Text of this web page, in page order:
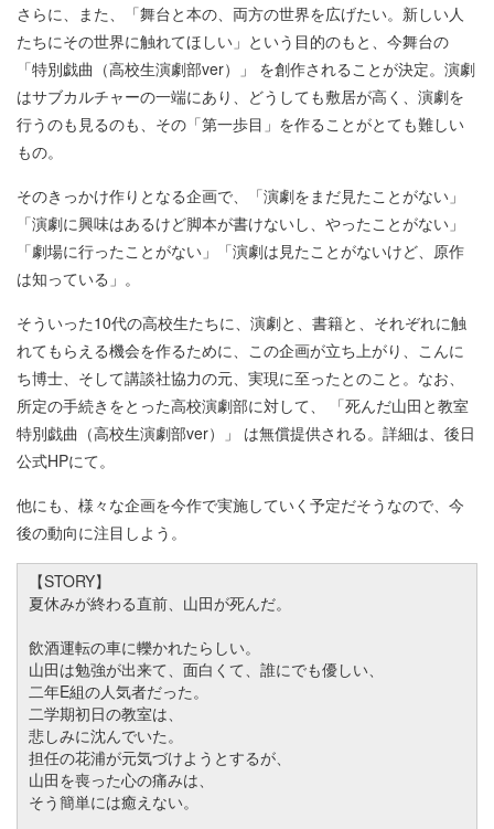
さらに、また、「舞台と本の、両方の世界を広げたい。新しい人
たちにその世界に触れてほしい」という目的のもと、今舞台の
「特別戯曲（高校生演劇部ver）」 を創作されることが決定。演劇
はサブカルチャーの一端にあり、どうしても敷居が高く、演劇を
行うのも見るのも、その「第一歩目」を作ることがとても難しい
もの。
そのきっかけ作りとなる企画で、「演劇をまだ見たことがない」
「演劇に興味はあるけど脚本が書けないし、やったことがない」
「劇場に行ったことがない」「演劇は見たことがないけど、原作
は知っている」。
そういった10代の高校生たちに、演劇と、書籍と、それぞれに触
れてもらえる機会を作るために、この企画が立ち上がり、こんに
ち博士、そして講談社協力の元、実現に至ったとのこと。なお、
所定の手続きをとった高校演劇部に対して、 「死んだ山田と教室
特別戯曲（高校生演劇部ver）」 は無償提供される。詳細は、後日
公式HPにて。
他にも、様々な企画を今作で実施していく予定だそうなので、今
後の動向に注目しよう。
【STORY】
夏休みが終わる直前、山田が死んだ。
飲酒運転の車に轢かれたらしい。
山田は勉強が出来て、面白くて、誰にでも優しい、
二年E組の人気者だった。
二学期初日の教室は、
悲しみに沈んでいた。
担任の花浦が元気づけようとするが、
山田を喪った心の痛みは、
そう簡単には癒えない。